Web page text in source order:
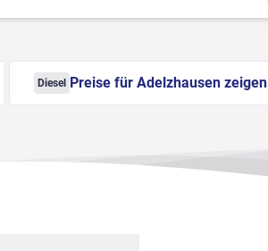
Diesel Preise für Adelzhausen zeigen